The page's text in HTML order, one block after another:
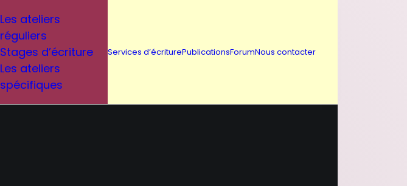
Les ateliers
réguliers
Stages d’écriture
Les ateliers
spécifiques
Services d’écriturePublicationsForumNous contacter